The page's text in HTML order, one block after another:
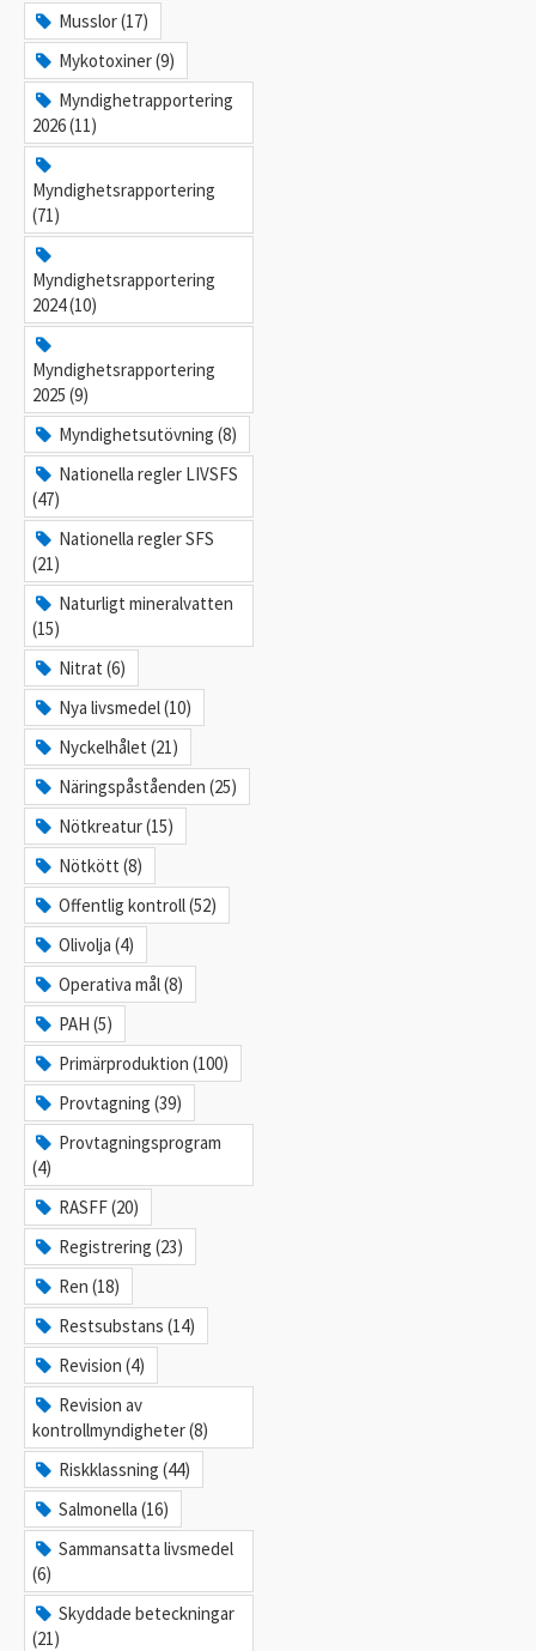
Musslor (17)
Mykotoxiner (9)
Myndighetrapportering
2026 (11)
Myndighetsrapportering
(71)
Myndighetsrapportering
2024 (10)
Myndighetsrapportering
2025 (9)
Myndighetsutövning (8)
Nationella regler LIVSFS
(47)
Nationella regler SFS
(21)
Naturligt mineralvatten
(15)
Nitrat (6)
Nya livsmedel (10)
Nyckelhålet (21)
Näringspåståenden (25)
Nötkreatur (15)
Nötkött (8)
Offentlig kontroll (52)
Olivolja (4)
Operativa mål (8)
PAH (5)
Primärproduktion (100)
Provtagning (39)
Provtagningsprogram
(4)
RASFF (20)
Registrering (23)
Ren (18)
Restsubstans (14)
Revision (4)
Revision av
kontrollmyndigheter (8)
Riskklassning (44)
Salmonella (16)
Sammansatta livsmedel
(6)
Skyddade beteckningar
(21)